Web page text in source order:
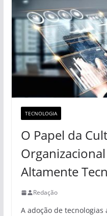
TECNOLOGIA
O Papel da
Altamente
Redação
A adoção de tecnologias